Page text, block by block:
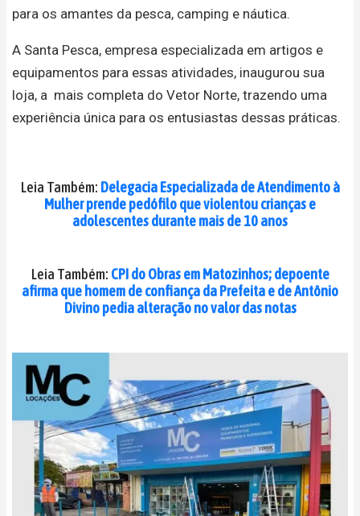
para os amantes da pesca, camping e náutica.
A Santa Pesca, empresa especializada em artigos e
equipamentos para essas atividades, inaugurou sua
loja, a mais completa do Vetor Norte, trazendo uma
experiência única para os entusiastas dessas práticas.
Leia Também: Delegacia Especializada de Atendimento à
Mulher prende pedófilo que violentou crianças e
adolescentes durante mais de 10 anos
Leia Também: CPI do Obras em Matozinhos; depoente
afirma que homem de confiança da Prefeita e de Antônio
Divino pedia alteração no valor das notas